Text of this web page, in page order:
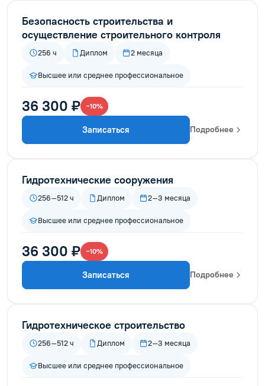
Безопасность строительства и
осуществление строительного контроля
256 ч Диплом 2 месяца
Высшее или среднее профессиональное
36 300 ₽ −10%
Записаться Подробнее
Гидротехнические сооружения
256–512 ч Диплом 2–3 месяца
Высшее или среднее профессиональное
36 300 ₽ −10%
Записаться Подробнее
Гидротехническое строительство
256–512 ч Диплом 2–3 месяца
Высшее или среднее профессиональное